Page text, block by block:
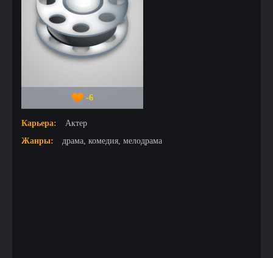
-6
Карьера:
Актер
Жанры:
драма, комедия, мелодрама